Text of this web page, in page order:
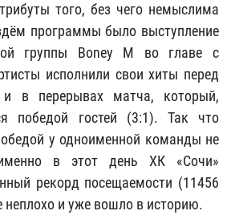
того, без чего немыслима
программы было выступление
группы Boney M во главе с
исполнили свои хиты перед
и в перерывах матча, который,
победой гостей (3:1). Так что
у одноименной команды не
в этот день ХК «Сочи»
рекорд посещаемости (11456
неплохо и уже вошло в историю.